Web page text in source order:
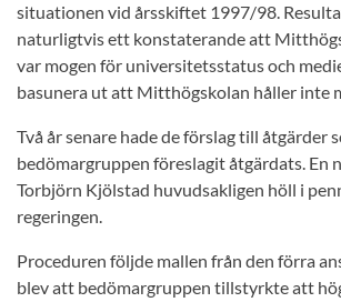
situationen vid årsskiftet 1997/98.
naturligtvis ett konstaterande att
var mogen för universitetsstatus och
basunera ut att Mitthögskolan håller inte
Två år senare hade de förslag till åtgärder
bedömargruppen föreslagit åtgärdats. En
Torbjörn Kjölstad huvudsakligen höll i
regeringen.
Proceduren följde mallen från den förra
blev att bedömargruppen tillstyrkte att